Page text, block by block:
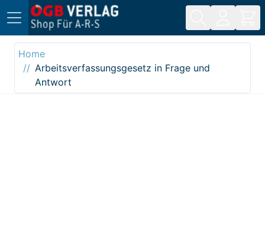
Direkt zum Inhalt
Home
Arbeitsverfassungsgesetz in Frage und
Antwort